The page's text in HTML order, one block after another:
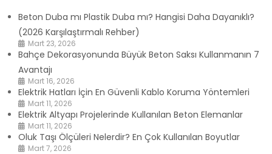
Beton Duba mı Plastik Duba mı? Hangisi Daha Dayanıklı?
(2026 Karşılaştırmalı Rehber)
Mart 23, 2026
Bahçe Dekorasyonunda Büyük Beton Saksı Kullanmanın 7
Avantajı
Mart 16, 2026
Elektrik Hatları İçin En Güvenli Kablo Koruma Yöntemleri
Mart 11, 2026
Elektrik Altyapı Projelerinde Kullanılan Beton Elemanlar
Mart 11, 2026
Oluk Taşı Ölçüleri Nelerdir? En Çok Kullanılan Boyutlar
Mart 7, 2026